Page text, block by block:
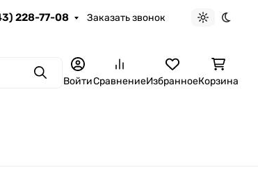
228-77-08 Заказать звонок
Светлая
ПоискВойтиСравнениеИзбранноеКорзина